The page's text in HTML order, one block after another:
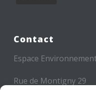
Contact
Espace
Rue de Montigny 29